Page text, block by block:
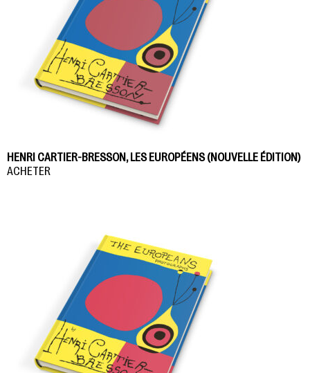
HENRI CARTIER-BRESSON, LES EUROPÉENS (NOUVELLE ÉDITION)
ACHETER